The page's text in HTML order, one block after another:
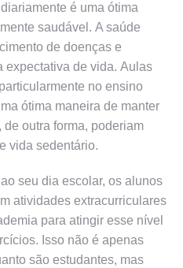
é uma ótima
saudável. A saúde
de doenças e
expectativa de vida. Aulas
no ensino
ótima maneira de manter
outra forma, poderiam
vida sedentário.
seu dia escolar, os alunos
atividades extracurriculares
para atingir esse nível
Isso não é apenas
são estudantes, mas